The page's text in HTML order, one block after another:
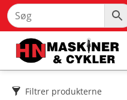
Filtrer produkterne